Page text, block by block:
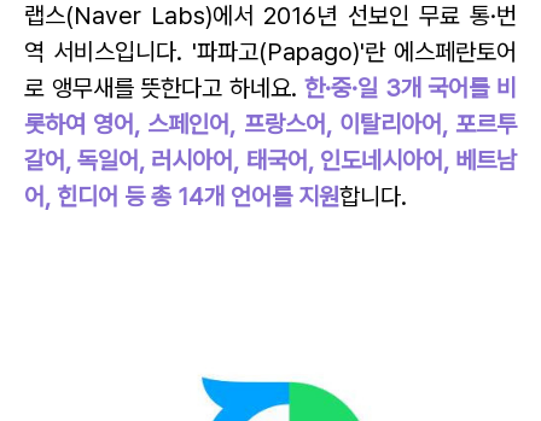
랩스(Naver Labs)에서 2016년 선보인 무료 통·번
역 서비스입니다. '파파고(Papago)'란 에스페란토어
로 앵무새를 뜻한다고 하네요. 한·중·일 3개 국어를 비
롯하여 영어, 스페인어, 프랑스어, 이탈리아어, 포르투
갈어, 독일어, 러시아어, 태국어, 인도네시아어, 베트남
어, 힌디어 등 총 14개 언어를 지원합니다.